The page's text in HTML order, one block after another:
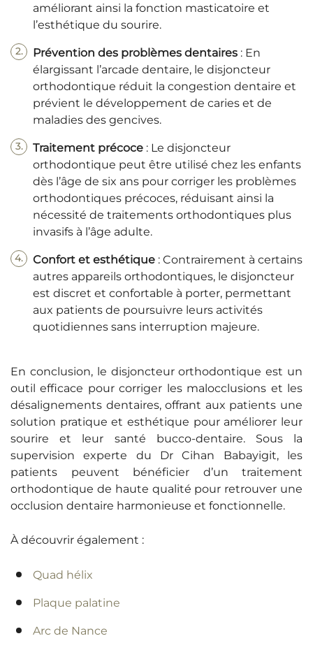
améliorant ainsi la fonction masticatoire et
l’esthétique du sourire.
Prévention des problèmes dentaires : En
élargissant l’arcade dentaire, le disjoncteur
orthodontique réduit la congestion dentaire et
prévient le développement de caries et de
maladies des gencives.
Traitement précoce : Le disjoncteur
orthodontique peut être utilisé chez les enfants
dès l’âge de six ans pour corriger les problèmes
orthodontiques précoces, réduisant ainsi la
nécessité de traitements orthodontiques plus
invasifs à l’âge adulte.
Confort et esthétique : Contrairement à certains
autres appareils orthodontiques, le disjoncteur
est discret et confortable à porter, permettant
aux patients de poursuivre leurs activités
quotidiennes sans interruption majeure.
En conclusion, le disjoncteur orthodontique est un
outil efficace pour corriger les malocclusions et les
désalignements dentaires, offrant aux patients une
solution pratique et esthétique pour améliorer leur
sourire et leur santé bucco-dentaire. Sous la
supervision experte du Dr Cihan Babayigit, les
patients peuvent bénéficier d’un traitement
orthodontique de haute qualité pour retrouver une
occlusion dentaire harmonieuse et fonctionnelle.
À découvrir également :
Quad hélix
Plaque palatine
Arc de Nance